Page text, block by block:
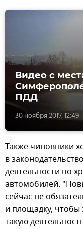
30 ноября 2017, 12:49
Видео с
ПДД
Также чиновники
в
деятельности по
автомобилей.
сейчас не
и площадку, чтобы
такую